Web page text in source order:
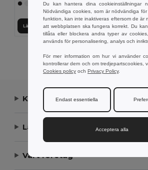
+1 Färger
Lägg till i Varukorgen
Kontakta oss
Låt oss hjälpa
Vårt företag
Du kan hantera dina cookieinställningar
Nödvändiga cookies, som är nödvändiga
funktion, kan inte inaktiveras eftersom de är
att webbplatsen ska fungera korrekt. Du
tillåta eller blockera andra typer av
används för personalisering, analys och
För mer information om hur vi använder
kontrollerar dem och om tredjepartscookies,
Cookies policy och Privacy Policy.
Endast essentiella
Acceptera alla